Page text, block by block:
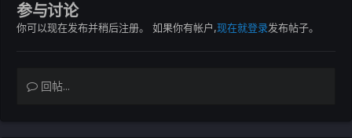
参与讨论
你可以现在发布并稍后注册。 如果你有帐户,现在就登录发布帖子。
回帖...